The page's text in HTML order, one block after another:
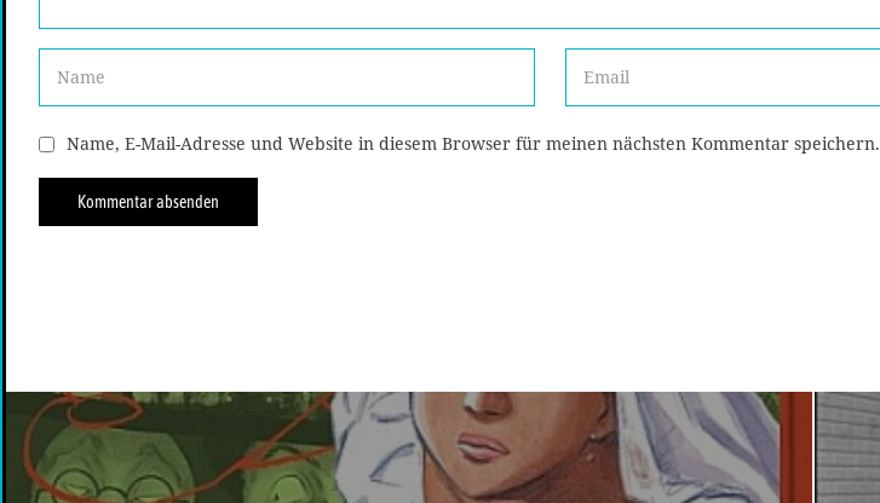
Name, E-Mail-Adresse und Website in diesem Browser für meinen nächsten Kommentar speichern.